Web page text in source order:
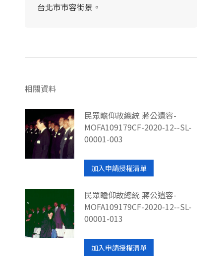
台北市市容街景。
相關資料
民眾瞻仰故總統 蔣公遺容-
MOFA109179CF-2020-12--SL-
00001-003
加入申請授權清單
民眾瞻仰故總統 蔣公遺容-
MOFA109179CF-2020-12--SL-
00001-013
加入申請授權清單